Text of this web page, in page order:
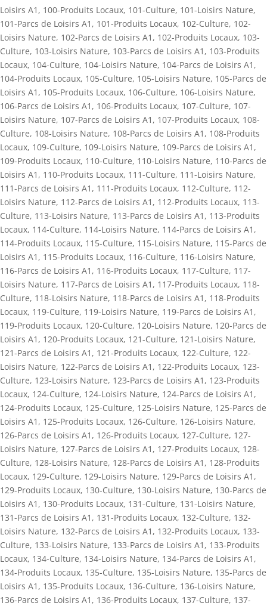
Loisirs A1 , 100-Produits Locaux, 101-Culture, 101-Loisirs Nature,
101-Parcs de Loisirs A1 , 101-Produits Locaux, 102-Culture, 102-
Loisirs Nature, 102-Parcs de Loisirs A1 , 102-Produits Locaux, 103-
Culture, 103-Loisirs Nature, 103-Parcs de Loisirs A1 , 103-Produits
Locaux, 104-Culture, 104-Loisirs Nature, 104-Parcs de Loisirs A1 ,
104-Produits Locaux, 105-Culture, 105-Loisirs Nature, 105-Parcs de
Loisirs A1 , 105-Produits Locaux, 106-Culture, 106-Loisirs Nature,
106-Parcs de Loisirs A1 , 106-Produits Locaux, 107-Culture, 107-
Loisirs Nature, 107-Parcs de Loisirs A1 , 107-Produits Locaux, 108-
Culture, 108-Loisirs Nature, 108-Parcs de Loisirs A1 , 108-Produits
Locaux, 109-Culture, 109-Loisirs Nature, 109-Parcs de Loisirs A1 ,
109-Produits Locaux, 110-Culture, 110-Loisirs Nature, 110-Parcs de
Loisirs A1 , 110-Produits Locaux, 111-Culture, 111-Loisirs Nature,
111-Parcs de Loisirs A1 , 111-Produits Locaux, 112-Culture, 112-
Loisirs Nature, 112-Parcs de Loisirs A1 , 112-Produits Locaux, 113-
Culture, 113-Loisirs Nature, 113-Parcs de Loisirs A1 , 113-Produits
Locaux, 114-Culture, 114-Loisirs Nature, 114-Parcs de Loisirs A1 ,
114-Produits Locaux, 115-Culture, 115-Loisirs Nature, 115-Parcs de
Loisirs A1 , 115-Produits Locaux, 116-Culture, 116-Loisirs Nature,
116-Parcs de Loisirs A1 , 116-Produits Locaux, 117-Culture, 117-
Loisirs Nature, 117-Parcs de Loisirs A1 , 117-Produits Locaux, 118-
Culture, 118-Loisirs Nature, 118-Parcs de Loisirs A1 , 118-Produits
Locaux, 119-Culture, 119-Loisirs Nature, 119-Parcs de Loisirs A1 ,
119-Produits Locaux, 120-Culture, 120-Loisirs Nature, 120-Parcs de
Loisirs A1 , 120-Produits Locaux, 121-Culture, 121-Loisirs Nature,
121-Parcs de Loisirs A1 , 121-Produits Locaux, 122-Culture, 122-
Loisirs Nature, 122-Parcs de Loisirs A1 , 122-Produits Locaux, 123-
Culture, 123-Loisirs Nature, 123-Parcs de Loisirs A1 , 123-Produits
Locaux, 124-Culture, 124-Loisirs Nature, 124-Parcs de Loisirs A1 ,
124-Produits Locaux, 125-Culture, 125-Loisirs Nature, 125-Parcs de
Loisirs A1 , 125-Produits Locaux, 126-Culture, 126-Loisirs Nature,
126-Parcs de Loisirs A1 , 126-Produits Locaux, 127-Culture, 127-
Loisirs Nature, 127-Parcs de Loisirs A1 , 127-Produits Locaux, 128-
Culture, 128-Loisirs Nature, 128-Parcs de Loisirs A1 , 128-Produits
Locaux, 129-Culture, 129-Loisirs Nature, 129-Parcs de Loisirs A1 ,
129-Produits Locaux, 130-Culture, 130-Loisirs Nature, 130-Parcs de
Loisirs A1 , 130-Produits Locaux, 131-Culture, 131-Loisirs Nature,
131-Parcs de Loisirs A1 , 131-Produits Locaux, 132-Culture, 132-
Loisirs Nature, 132-Parcs de Loisirs A1 , 132-Produits Locaux, 133-
Culture, 133-Loisirs Nature, 133-Parcs de Loisirs A1 , 133-Produits
Locaux, 134-Culture, 134-Loisirs Nature, 134-Parcs de Loisirs A1 ,
134-Produits Locaux, 135-Culture, 135-Loisirs Nature, 135-Parcs de
Loisirs A1 , 135-Produits Locaux, 136-Culture, 136-Loisirs Nature,
136-Parcs de Loisirs A1 , 136-Produits Locaux, 137-Culture, 137-